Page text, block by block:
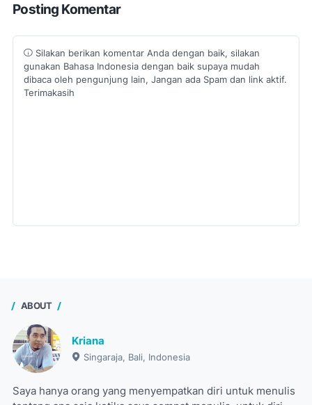
Posting Komentar
Silakan berikan komentar Anda dengan baik, silakan
gunakan Bahasa Indonesia dengan baik supaya mudah
dibaca oleh pengunjung lain, Jangan ada Spam dan link aktif.
Terimakasih
ABOUT
Kriana
Singaraja, Bali, Indonesia
Saya hanya orang yang menyempatkan diri untuk menulis